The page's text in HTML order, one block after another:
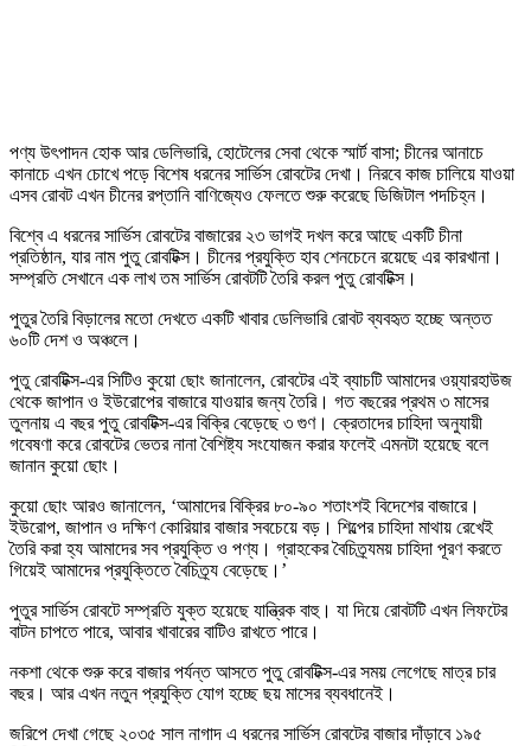
পণ্য উৎপাদন হোক আর ডেলিভারি, হোটেলের সেবা থেকে স্মার্ট বাসা; চীনের আনাচে
কানাচে এখন চোখে পড়ে বিশেষ ধরনের সার্ভিস রোবটের দেখা। নিরবে কাজ চালিয়ে যাওয়া
এসব রোবট এখন চীনের রপ্তানি বাণিজ্যেও ফেলতে শুরু করেছে ডিজিটাল পদচিহ্ন।
বিশ্বে এ ধরনের সার্ভিস রোবটের বাজারের ২৩ ভাগই দখল করে আছে একটি চীনা
প্রতিষ্ঠান, যার নাম পুতু রোবটিক্স। চীনের প্রযুক্তি হাব শেনচেনে রয়েছে এর কারখানা।
সম্প্রতি সেখানে এক লাখ তম সার্ভিস রোবটটি তৈরি করল পুতু রোবটিক্স।
পুতুর তৈরি বিড়ালের মতো দেখতে একটি খাবার ডেলিভারি রোবট ব্যবহৃত হচ্ছে অন্তত
৬০টি দেশ ও অঞ্চলে।
পুতু রোবটিক্স-এর সিটিও কুয়ো ছোং জানালেন, রোবটের এই ব্যাচটি আমাদের ওয়্যারহাউজ
থেকে জাপান ও ইউরোপের বাজারে যাওয়ার জন্য তৈরি। গত বছরের প্রথম ৩ মাসের
তুলনায় এ বছর পুতু রোবটিক্স-এর বিক্রি বেড়েছে ৩ গুণ। ক্রেতাদের চাহিদা অনুযায়ী
গবেষণা করে রোবটের ভেতর নানা বৈশিষ্ট্য সংযোজন করার ফলেই এমনটা হয়েছে বলে
জানান কুয়ো ছোং।
কুয়ো ছোং আরও জানালেন, ‘আমাদের বিক্রির ৮০-৯০ শতাংশই বিদেশের বাজারে।
ইউরোপ, জাপান ও দক্ষিণ কোরিয়ার বাজার সবচেয়ে বড়। শিল্পের চাহিদা মাথায় রেখেই
তৈরি করা হ্য আমাদের সব প্রযুক্তি ও পণ্য। গ্রাহকের বৈচিত্র্যময় চাহিদা পূরণ করতে
গিয়েই আমাদের প্রযুক্তিতে বৈচিত্র্য বেড়েছে।’
পুতুর সার্ভিস রোবটে সম্প্রতি যুক্ত হয়েছে যান্ত্রিক বাহু। যা দিয়ে রোবটটি এখন লিফটের
বাটন চাপতে পারে, আবার খাবারের বাটিও রাখতে পারে।
নকশা থেকে শুরু করে বাজার পর্যন্ত আসতে পুতু রোবটিক্স-এর সময় লেগেছে মাত্র চার
বছর। আর এখন নতুন প্রযুক্তি যোগ হচ্ছে ছয় মাসের ব্যবধানেই।
জরিপে দেখা গেছে ২০৩৫ সাল নাগাদ এ ধরনের সার্ভিস রোবটের বাজার দাঁড়াবে ১৯৫